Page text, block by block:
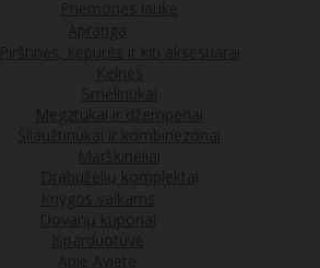
Priemonės lauke
Apranga
Pirštinės, kepurės ir kiti aksesuarai
Kelnės
Smėlinukai
Megztukai ir džemperiai
Šliaužtinukai ir kombinezonai
Marškinėliai
Drabužėlių komplektai
Knygos vaikams
Dovanų kuponai
Išparduotuvė
Apie Avietę